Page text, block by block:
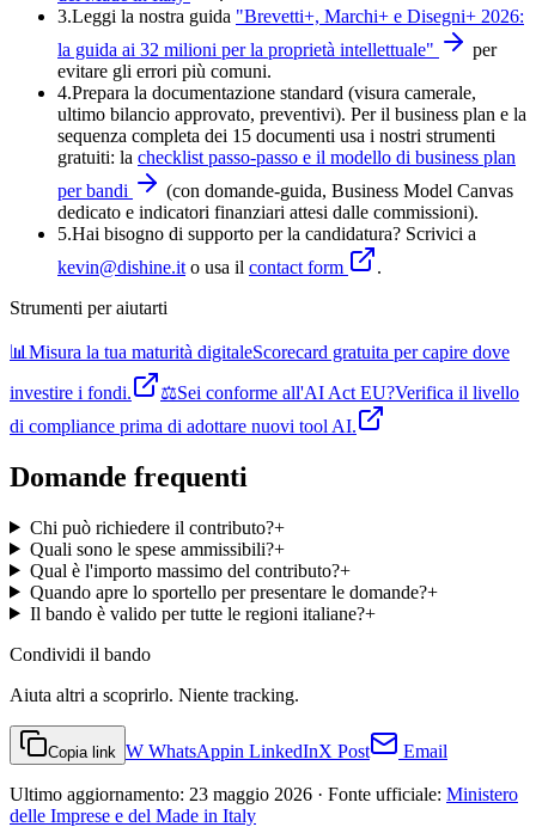
3.Leggi la nostra guida "Brevetti+, Marchi+ e Disegni+ 2026:
la guida ai 32 milioni per la proprietà intellettuale"
per
evitare gli errori più comuni.
4.Prepara la documentazione standard (visura camerale,
ultimo bilancio approvato, preventivi). Per il business plan e la
sequenza completa dei 15 documenti usa i nostri strumenti
gratuiti: la checklist passo-passo e il modello di business plan
per bandi
(con domande-guida, Business Model Canvas
dedicato e indicatori finanziari attesi dalle commissioni).
5.Hai bisogno di supporto per la candidatura? Scrivici a
kevin@dishine.it o usa il contact form
.
Strumenti per aiutarti
📊 Misura la tua maturità digitaleScorecard gratuita per capire dove
investire i fondi.
⚖️Sei conforme all'AI Act EU?Verifica il livello
di compliance prima di adottare nuovi tool AI.
Domande frequenti
Chi può richiedere il contributo?+
Quali sono le spese ammissibili?+
Qual è l'importo massimo del contributo?+
Quando apre lo sportello per presentare le domande?+
Il bando è valido per tutte le regioni italiane?+
Condividi il bando
Aiuta altri a scoprirlo. Niente tracking.
Copia link W WhatsAppin LinkedInX Post Email
Ultimo aggiornamento: 23 maggio 2026 · Fonte ufficiale: Ministero
delle Imprese e del Made in Italy